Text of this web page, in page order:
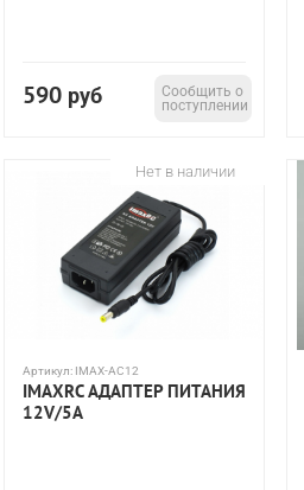
590 руб
Сообщить о
поступлении
Нет в наличии
Артикул: IMAX-AC12
IMAXRC АДАПТЕР ПИТАНИЯ
12V/5A